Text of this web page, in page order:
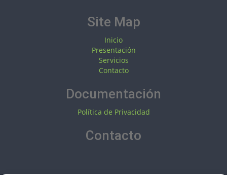
Site Map
Inicio
Presentación
Servicios
Contacto
Documentación
Política de Privacidad
Contacto